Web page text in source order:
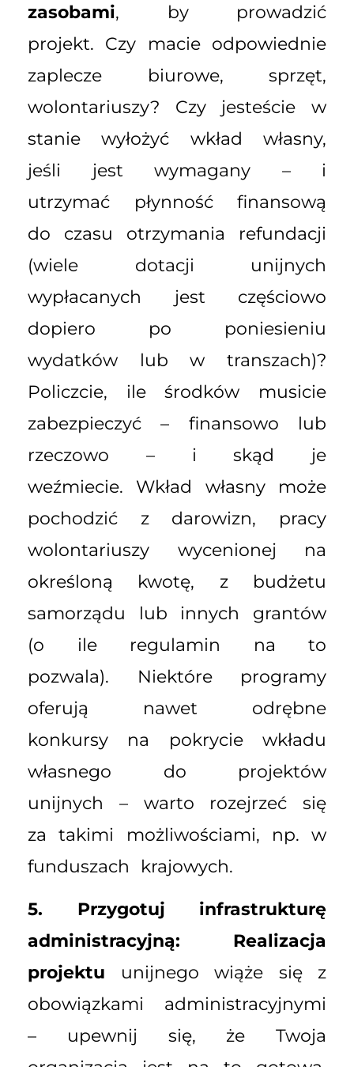
zasobami, by prowadzić
projekt. Czy macie odpowiednie
zaplecze biurowe, sprzęt,
wolontariuszy? Czy jesteście w
stanie wyłożyć wkład własny,
jeśli jest wymagany – i
utrzymać płynność finansową
do czasu otrzymania refundacji
(wiele dotacji unijnych
wypłacanych jest częściowo
dopiero po poniesieniu
wydatków lub w transzach)?
Policzcie, ile środków musicie
zabezpieczyć – finansowo lub
rzeczowo – i skąd je
weźmiecie. Wkład własny może
pochodzić z darowizn, pracy
wolontariuszy wycenionej na
określoną kwotę, z budżetu
samorządu lub innych grantów
(o ile regulamin na to
pozwala). Niektóre programy
oferują nawet odrębne
konkursy na pokrycie wkładu
własnego do projektów
unijnych – warto rozejrzeć się
za takimi możliwościami, np. w
funduszach krajowych.
5. Przygotuj infrastrukturę
administracyjną:
Realizacja
projektu unijnego wiąże się z
obowiązkami administracyjnymi
– upewnij się, że Twoja